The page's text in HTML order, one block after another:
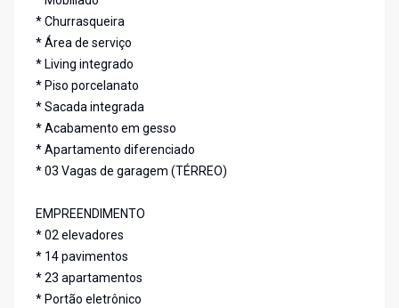
* Churrasqueira
* Área de serviço
* Living integrado
* Piso porcelanato
* Sacada integrada
* Acabamento em gesso
* Apartamento diferenciado
* 03 Vagas de garagem (TÉRREO)
EMPREENDIMENTO
* 02 elevadores
* 14 pavimentos
* 23 apartamentos
* Portão eletrônico